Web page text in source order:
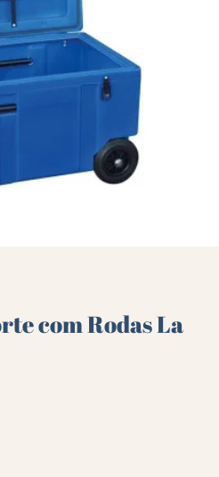
com Rodas La